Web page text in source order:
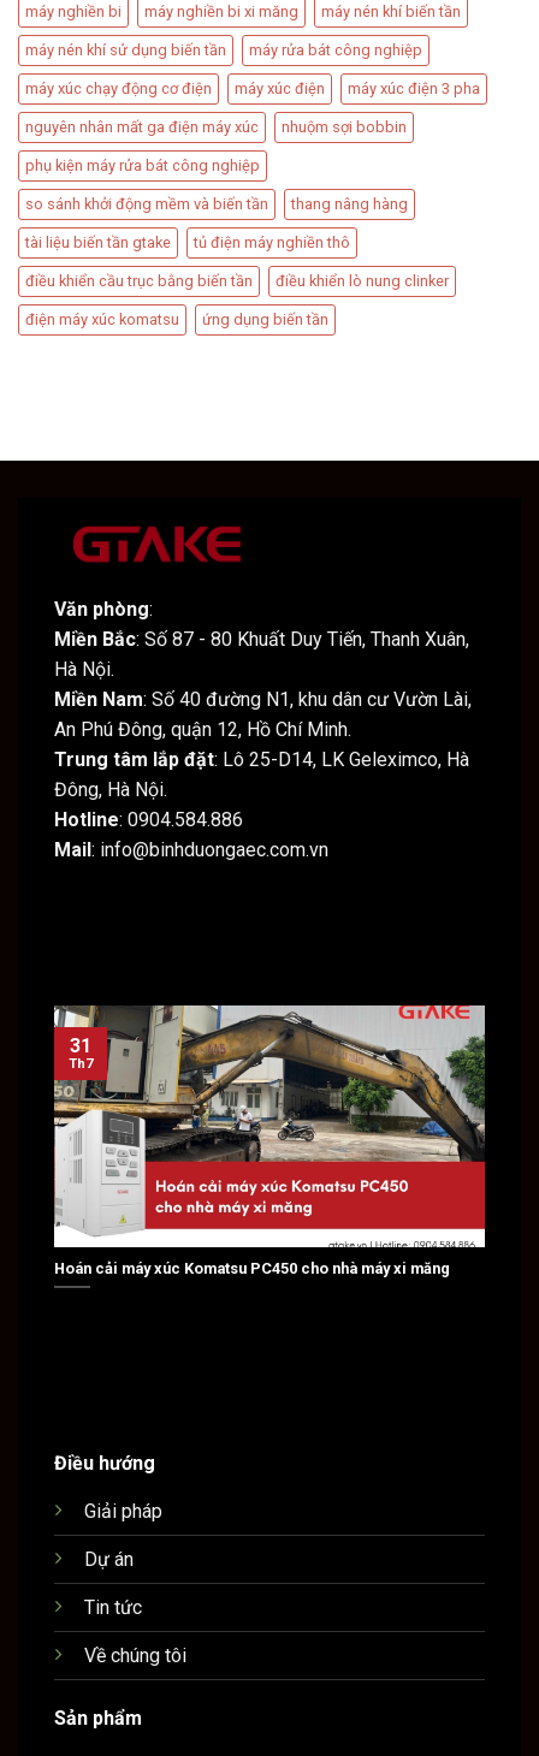
máy nghiền bi máy nghiền bi xi măng máy nén khí biến tần
máy nén khí sử dụng biến tần máy rửa bát công nghiệp
máy xúc chạy động cơ điện máy xúc điện máy xúc điện 3 pha
nguyên nhân mất ga điện máy xúc nhuộm sợi bobbin
phụ kiện máy rửa bát công nghiệp
so sánh khởi động mềm và biến tần thang nâng hàng
tài liệu biến tần gtake tủ điện máy nghiền thô
điều khiển cầu trục bằng biến tần điều khiển lò nung clinker
điện máy xúc komatsu ứng dụng biến tần
Văn phòng:
Miền Bắc: Số 87 - 80 Khuất Duy Tiến, Thanh Xuân,
Hà Nội.
Miền Nam: Số 40 đường N1, khu dân cư Vườn Lài,
An Phú Đông, quận 12, Hồ Chí Minh.
Trung tâm lắp đặt: Lô 25-D14, LK Geleximco, Hà
Đông, Hà Nội.
Hotline: 0904.584.886
Mail: info@binhduongaec.com.vn
Điều hướng
Giải pháp
Dự án
Tin tức
Về chúng tôi
Sản phẩm
Hoán cải máy xúc Komatsu PC450 cho nhà máy xi măng
31
Th7